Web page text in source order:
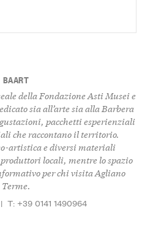
BAART
della Fondazione Asti Musei e
sia all’arte sia allaBarbera
pacchetti esperienziali
che raccontano il territorio.
artistica e diversi materiali
locali, mentre lo spazio
per chi visita Agliano
Terme.
| T: +39 0141 1490964